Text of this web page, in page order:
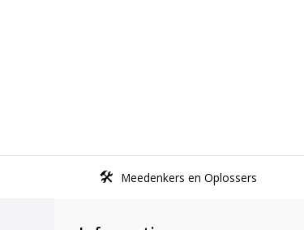
Meedenkers en Oplossers